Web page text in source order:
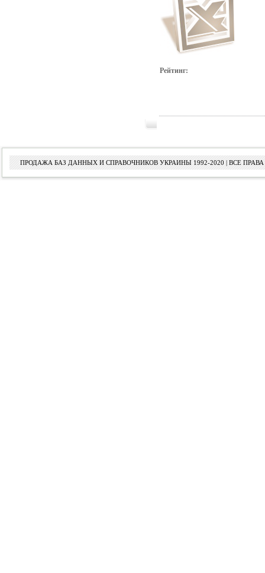
Рейтинг:
ПРОДАЖА БАЗ ДАННЫХ И СПРАВОЧНИКОВ УКРАИНЫ 1992-2020 | ВСЕ